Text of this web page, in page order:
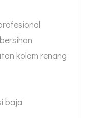
kolam renang
baja